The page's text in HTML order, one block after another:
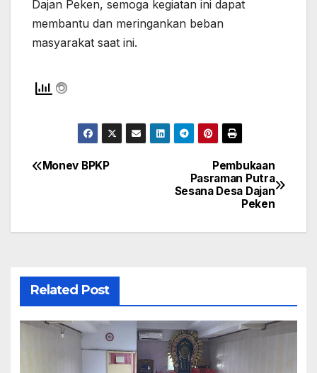
Dajan Peken, semoga kegiatan ini dapat
membantu dan meringankan beban
masyarakat saat ini.
Navigasi
Pembukaan
Pasraman Putra
Sesana Desa Dajan
Peken
Monev BPKP
Related Post